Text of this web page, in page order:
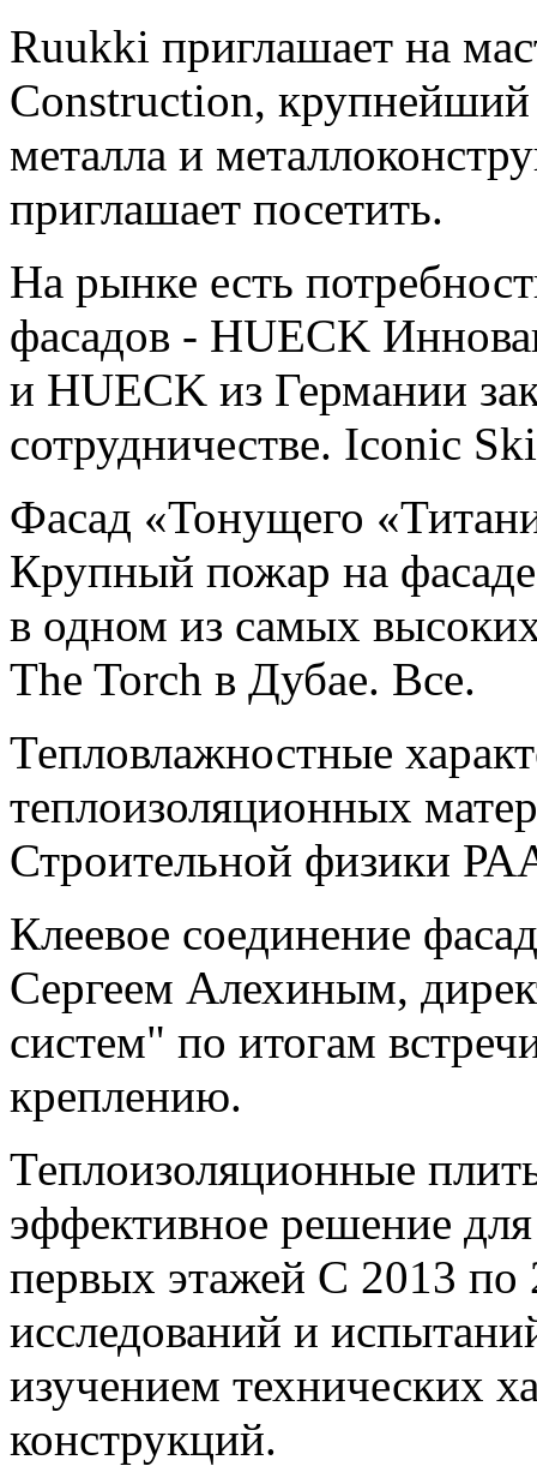
Ruukki приглашает на
Construction,
металла и
приглашает посетить.
На рынке есть
фасадов - HUECK
и HUECK из Германии
сотрудничестве. Iconic
Фасад «Тонущего
Крупный пожар на
в одном из самых
The Torch в Дубае. Все.
Тепловлажностные
теплоизоляционных
Строительной физики
Клеевое соединение
Сергеем Алехиным,
систем" по итогам
креплению.
Теплоизоляционные
эффективное решение
первых этажей С 2013 по
исследований и
изучением технических
конструкций.